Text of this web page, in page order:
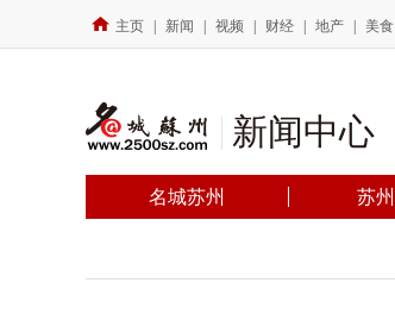
主页 新闻 视频 财经 地产 美食
新闻中心
名城苏州 苏州